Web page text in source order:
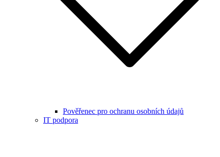
Pověřenec pro ochranu osobních údajů
IT podpora